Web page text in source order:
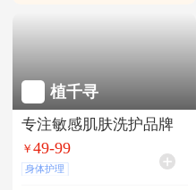
旗下明星产品“植物胎盘
素”和“干细胞面霜”的总销量
突破50000+瓶/支。
植千寻
专注敏感肌肤洗护品牌
￥ 49-99
身体护理